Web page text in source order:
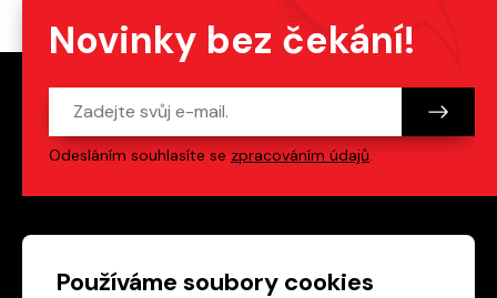
Používáme soubory cookies
Novinky bez čekání!
Odesláním souhlasíte se zpracováním údajů
Patička webu Odkazy na sociální